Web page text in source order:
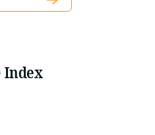
Index